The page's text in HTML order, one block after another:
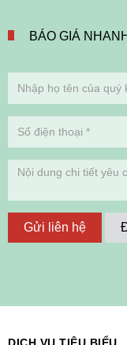
BÁO GIÁ
Gửi liên hệ
DỊCH VỤ TIÊU BIỂU